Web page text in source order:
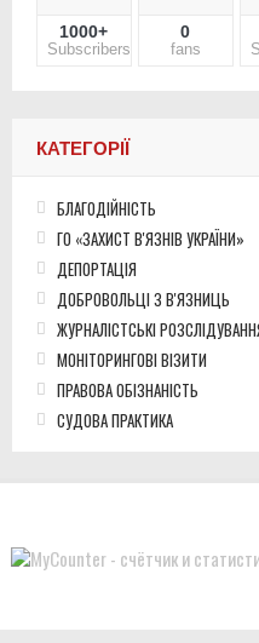
1000+
Subscribers
0
fans
КАТЕГОРІЇ
БЛАГОДІЙНІСТЬ
ГО «ЗАХИСТ В'ЯЗНІВ УКРАЇНИ»
ДЕПОРТАЦІЯ
ДОБРОВОЛЬЦІ З В'ЯЗНИЦЬ
ЖУРНАЛІСТСЬКІ
МОНІТОРИНГОВІ ВІЗИТИ
ПРАВОВА ОБІЗНАНІСТЬ
СУДОВА ПРАКТИКА